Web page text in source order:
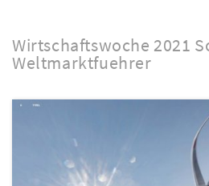
Wirtschaftswoche 2021
Weltmarktfuehrer